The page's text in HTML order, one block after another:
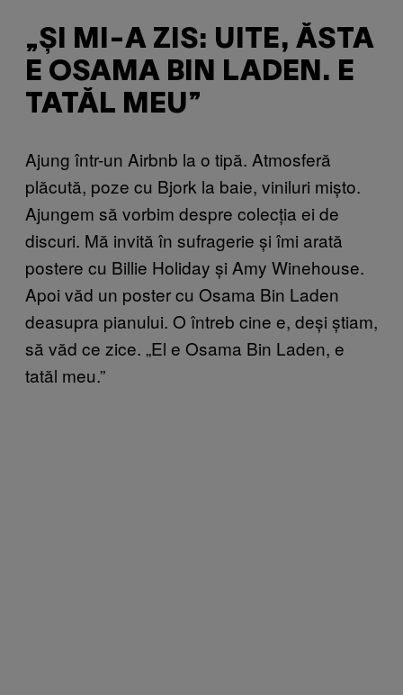
„ȘI MI-A ZIS: UITE, ĂSTA
E OSAMA BIN LADEN. E
TATĂL MEU”
Ajung într-un Airbnb la o tipă. Atmosferă
plăcută, poze cu Bjork la baie, viniluri mișto.
Ajungem să vorbim despre colecția ei de
discuri. Mă invită în sufragerie și îmi arată
postere cu Billie Holiday și Amy Winehouse.
Apoi văd un poster cu Osama Bin Laden
deasupra pianului. O întreb cine e, deși știam,
să văd ce zice. „El e Osama Bin Laden, e
tatăl meu.”